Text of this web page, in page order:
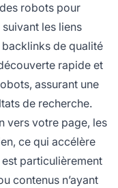
robots pour
les liens
backlinks de qualité
rapide et
assurant une
de recherche.
vers votre page, les
ce qui accélère
particulièrement
contenus n’ayant